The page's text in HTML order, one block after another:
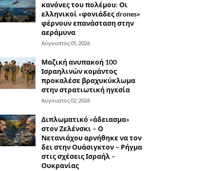
κανόνες του πολέμου: Οι
ελληνικοί «φονιάδες drones»
φέρνουν επανάσταση στην
αεράμυνα
Αύγουστος 05, 2026
Μαζική ανυπακοή 100
Ισραηλινών κομάντος
προκαλέσε βραχυκύκλωμα
στην στρατιωτική ηγεσία
Αύγουστος 02, 2026
Διπλωματικό «άδειασμα»
στον Ζελένσκι – Ο
Νετανιάχου αρνήθηκε να τον
δει στην Ουάσιγκτον – Ρήγμα
στις σχέσεις Ισραήλ –
Ουκρανίας